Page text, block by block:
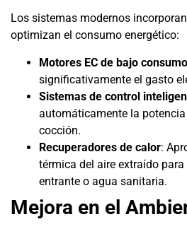
Los sistemas modernos
optimizan el consumo energético:
Motores EC de bajo consumo
significativamente el gasto
Sistemas de control
automáticamente la
cocción.
Recuperadores de calor:
térmica del aire extraído
entrante o agua sanitaria.
Mejora en el